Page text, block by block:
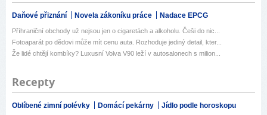
Daňové přiznání Novela zákoníku práce Nadace EPCG
Příhraniční obchody už nejsou jen o cigaretách a alkoholu. Češi do nic...
Fotoaparát po dědovi může mít cenu auta. Rozhoduje jediný detail, kter...
Že lidé chtějí kombíky? Luxusní Volva V90 leží v autosalonech s milion...
Recepty
Oblíbené zimní polévky Domácí pekárny Jídlo podle horoskopu